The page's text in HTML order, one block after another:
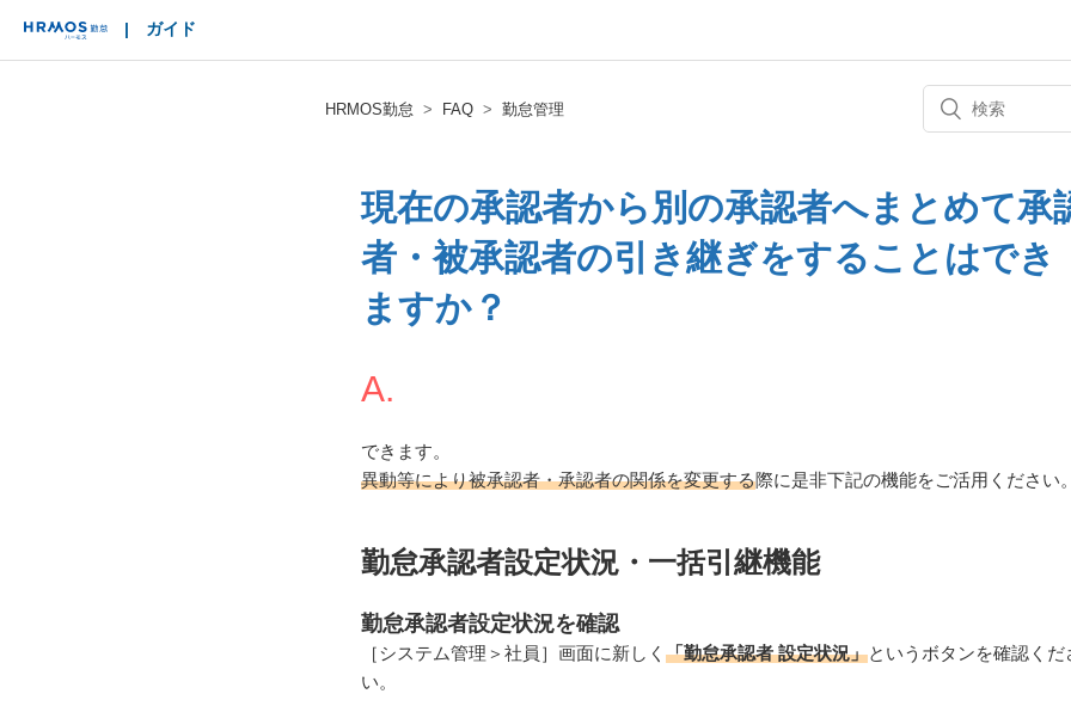
HRMOS
| ガイド
HRMOS勤怠 FAQ 勤怠管理
現在の承認者から別の承認者へまとめて承
者・被承認者の引き継ぎをすることはでき
ますか？
A.
できます。
異動等により被承認者・承認者の関係を変更する際に是非下記の機能をご活用ください
勤怠承認者設定状況・一括引継機能
勤怠承認者設定状況を確認
［システム管理＞社員］画面に新しく 「勤怠承認者 設定状況」というボタンを確認くだ
い。